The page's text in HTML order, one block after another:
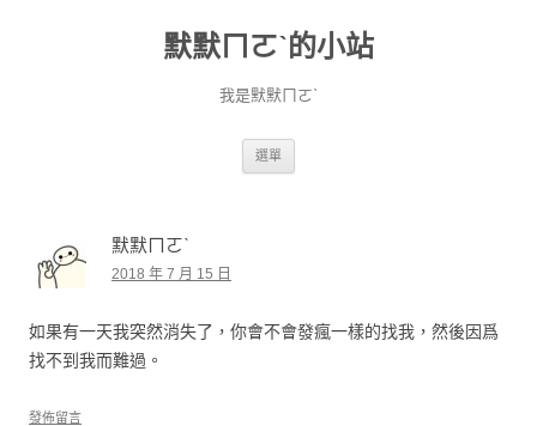
默默ㄇㄛˋ的小站
我是默默ㄇㄛˋ
選單
默默ㄇㄛˋ
2018 年 7 月 15 日
如果有一天我突然消失了，你會不會發瘋一樣的找我，然後因爲
找不到我而難過。
發佈留言